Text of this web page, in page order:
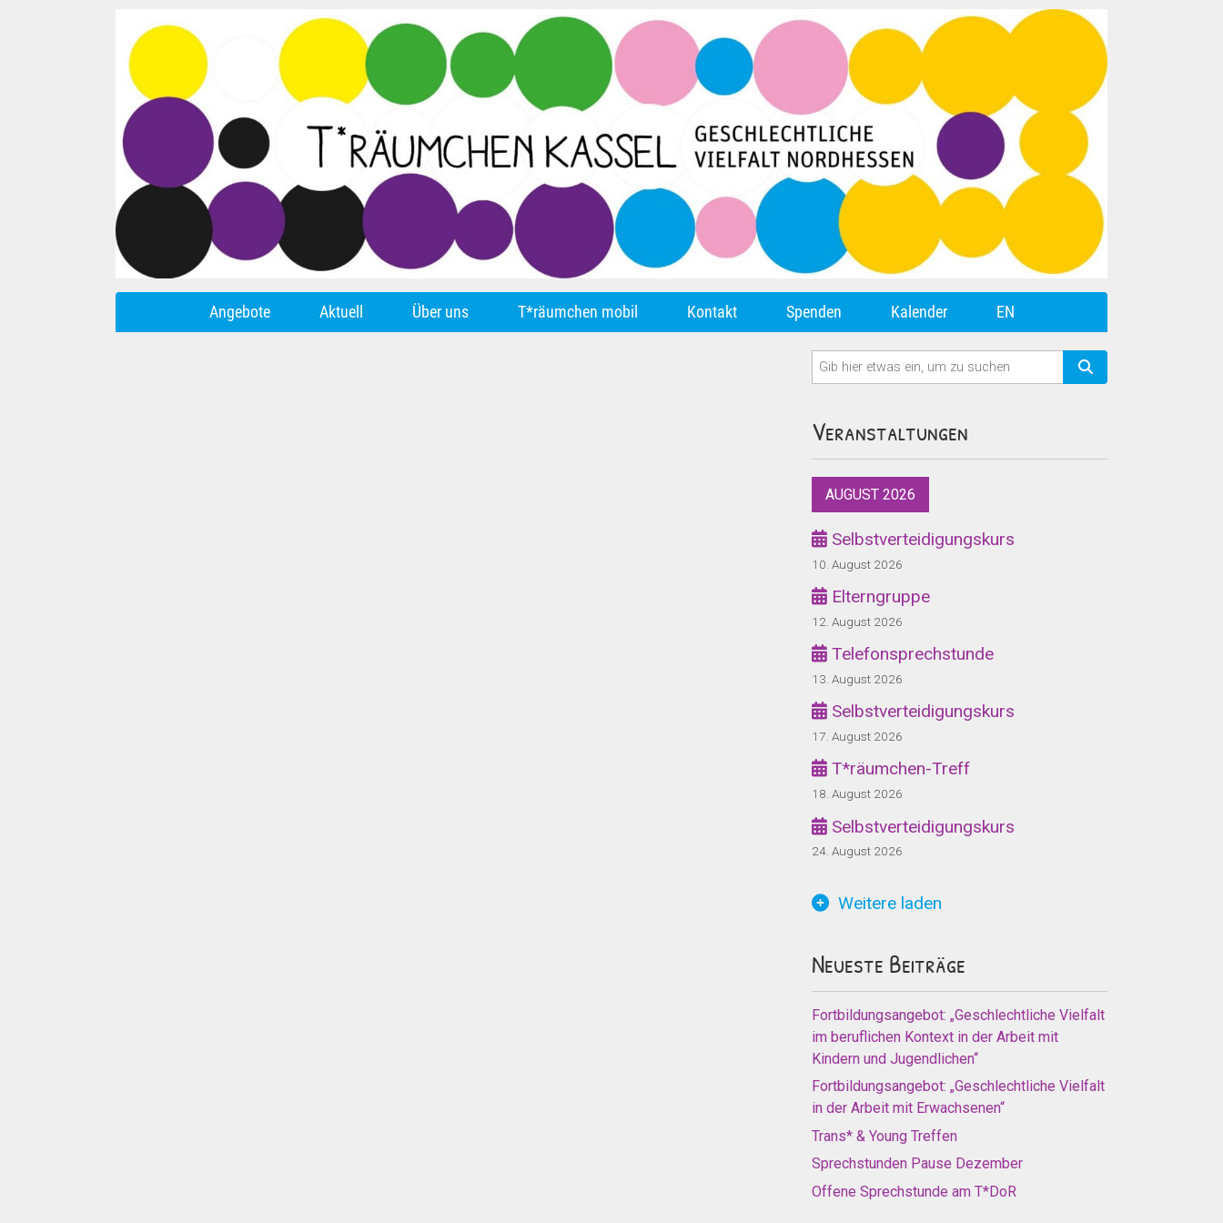
Angebote Aktuell Über uns T*räumchen mobil Kontakt Spenden Kalender EN
Veranstaltungen
AUGUST 2026
Selbstverteidigungskurs
10. August 2026
Elterngruppe
12. August 2026
Telefonsprechstunde
13. August 2026
Selbstverteidigungskurs
17. August 2026
T*räumchen-Treff
18. August 2026
Selbstverteidigungskurs
24. August 2026
Weitere laden
Neueste Beiträge
Fortbildungsangebot: „Geschlechtliche Vielfalt
im beruflichen Kontext in der Arbeit mit
Kindern und Jugendlichen“
Fortbildungsangebot: „Geschlechtliche Vielfalt
in der Arbeit mit Erwachsenen“
Trans* & Young Treffen
Sprechstunden Pause Dezember
Offene Sprechstunde am T*DoR